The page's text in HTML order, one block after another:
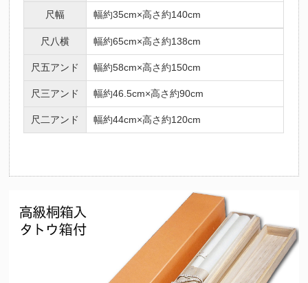
尺幅 幅約35cm×高さ約140cm
尺八横 幅約65cm×高さ約138cm
尺五アンド 幅約58cm×高さ約150cm
尺三アンド 幅約46.5cm×高さ約90cm
尺二アンド 幅約44cm×高さ約120cm